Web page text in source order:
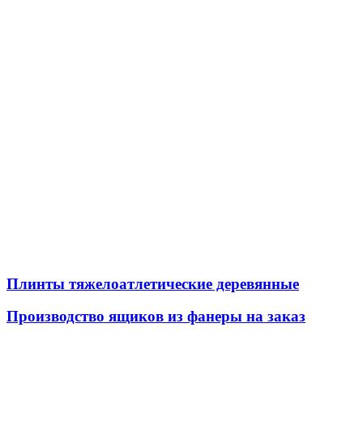
Плинты тяжелоатлетические деревянные
Производство ящиков из фанеры на заказ